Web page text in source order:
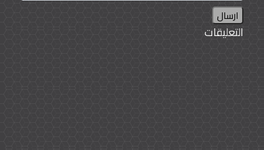
ارسال
التعليقات